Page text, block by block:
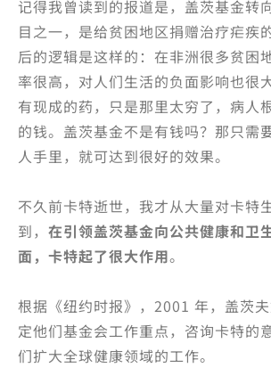
记得我曾读到的报道是，盖茨基金转
目之一，是给贫困地区捐赠治疗疟疾
后的逻辑是这样的：在非洲很多贫困
率很高，对人们生活的负面影响也很
有现成的药，只是那里太穷了，病人
的钱。盖茨基金不是有钱吗？那只需
人手里，就可达到很好的效果。
不久前卡特逝世，我才从大量对卡特
到， 在引领盖茨基金向公共健康和卫
面，卡特起了很大作用。
根据《纽约时报》，2001 年，盖茨
定他们基金会工作重点，咨询卡特的
们扩大全球健康领域的工作。